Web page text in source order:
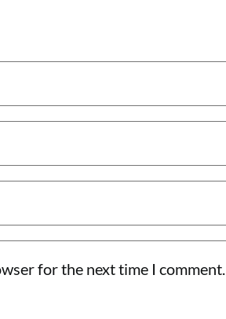
for the next time I comment.